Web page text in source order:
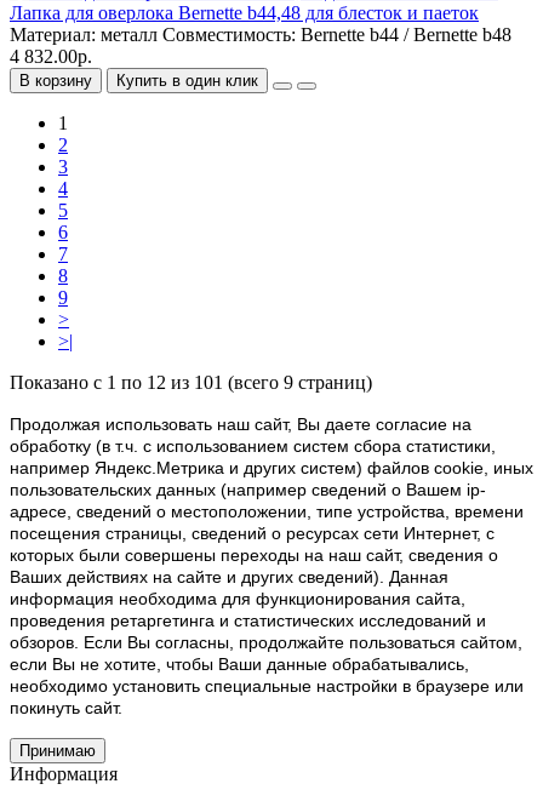
Лапка для оверлока Bernette b44,48 для блесток и паеток
Материал: металл Совместимость: Bernette b44 / Bernette b48
4 832.00р.
В корзину Купить в один клик
1
2
3
4
5
6
7
8
9
>
>|
Показано с 1 по 12 из 101 (всего 9 страниц)
Продолжая использовать наш cайт, Вы даете согласие на
обработку (в т.ч. с использованием систем сбора статистики,
например Яндекс.Метрика и других систем) файлов cookie, иных
пользовательских данных (например сведений о Вашем ip-
адресе, сведений о местоположении, типе устройства, времени
посещения страницы, сведений о ресурсах сети Интернет, с
которых были совершены переходы на наш сайт, сведения о
Ваших действиях на сайте и других сведений). Данная
информация необходима для функционирования сайта,
проведения ретаргетинга и статистических исследований и
обзоров. Если Вы согласны, продолжайте пользоваться сайтом,
если Вы не хотите, чтобы Ваши данные обрабатывались,
необходимо установить специальные настройки в браузере или
покинуть сайт.
Принимаю
Информация